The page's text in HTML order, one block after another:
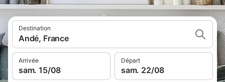
Destination
Andé, France
Arrivée
sam. 15/08
Départ
sam. 22/08